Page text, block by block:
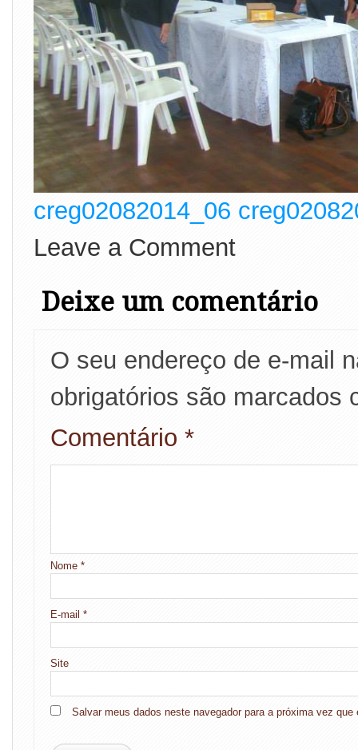
creg02082014_06
Leave a Comment
Deixe um comentário
O seu endereço de e-mail
obrigatórios são marcados
Comentário *
Nome *
E-mail *
Site
Salvar meus dados neste navegador para a próxima vez que